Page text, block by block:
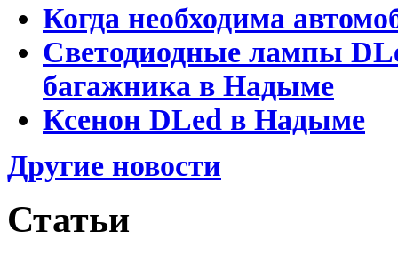
Когда необходима
Светодиодные лампы
багажника в Надыме
Ксенон DLed в Надыме
Другие новости
Статьи